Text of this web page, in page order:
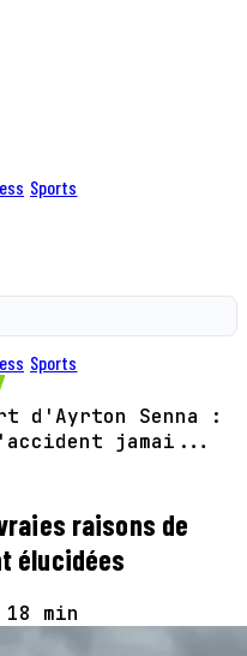
Sports
Sports
d'Ayrton Senna :
jamai...
raisons de
élucidées
18 min